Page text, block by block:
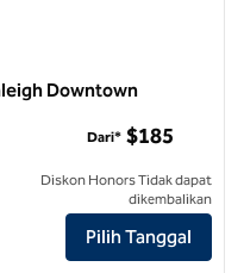
Downtown
by Hilton Raleigh
Dari* $185
Diskon Honors Tidak dapat
dikembalikan
Pilih Tanggal